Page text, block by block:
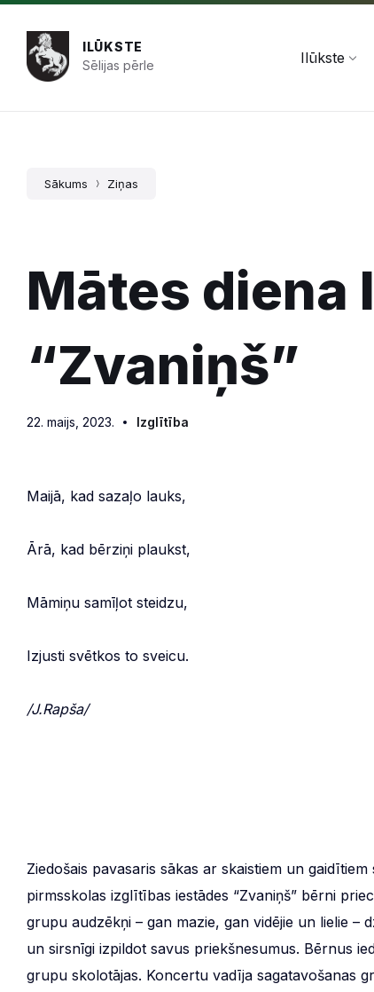
Pāriet
saturu
Skip
navigation
Skip
footer
ILŪKSTE
Sēlijas pērle
Ilūkste
Sākums Ziņas
Mātes diena
“Zvaniņš”
22. maijs, 2023. Izglītība
Maijā, kad sazaļo lauks,
Ārā, kad bērziņi plaukst,
Māmiņu samīļot steidzu,
Izjusti svētkos to sveicu.
/J.Rapša/
Ziedošais pavasaris sākas ar skaistiem un
pirmsskolas izglītības iestādes “Zvaniņš” bērni
grupu audzēkņi – gan mazie, gan vidējie un lielie –
un sirsnīgi izpildot savus priekšnesumus. Bērnus
grupu skolotājas. Koncertu vadīja sagatavošanas